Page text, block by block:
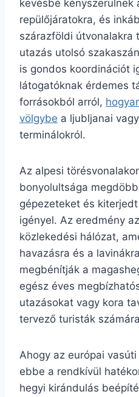
kevésbé kényszerülnek
repülőjáratokra, és
szárazföldi útvonalakra
utazás utolsó
is gondos koordinációt
látogatóknak érdemes
forrásokból arról,
völgybe a ljubljanai
terminálokról.
Az alpesi
bonyolultsága
gépezeteket és
igényel. Az eredmény
közlekedési hálózat,
havazásra és a
megbénítják a
egész éves
utazásokat vagy kora
tervező turisták
Ahogy az európai
ebbe a rendkívül
hegyi kirándulás